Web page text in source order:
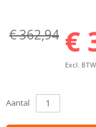
€
€ 362,94
Aantal
de
afbeeldingen-